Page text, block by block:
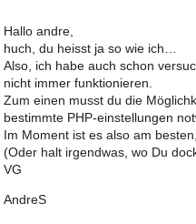
Hallo andre,
huch, du heisst ja so wie ich…
Also, ich habe auch schon
nicht immer funktionieren.
Zum einen musst du die
bestimmte PHP-einstellungen
Im Moment ist es also am
(Oder halt irgendwas, wo Du
VG
AndreS